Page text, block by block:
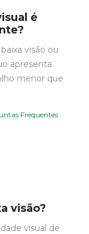
é
visão ou
apresenta
menor que
Frequentes
visão?
visual de